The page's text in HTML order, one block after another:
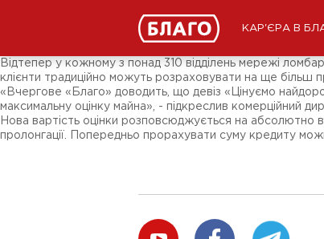
КАР'ЄРА В
Підписники соц-мереж
Відтепер у кожному з понад 310 відділень мережі
клієнти традиційно можуть розраховувати на ще більш
«Вчергове «Благо» доводить, що девіз «Цінуємо
максимальну оцінку майна», - підкреслив комерційний
Нова вартість оцінки розповсюджується на абсолютно
пролонгації. Попередньо прорахувати суму кредиту